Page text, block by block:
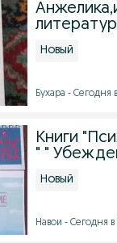
Новый
Бухара - Сегодня
Книги
" "
Новый
Навои - Сегодня в